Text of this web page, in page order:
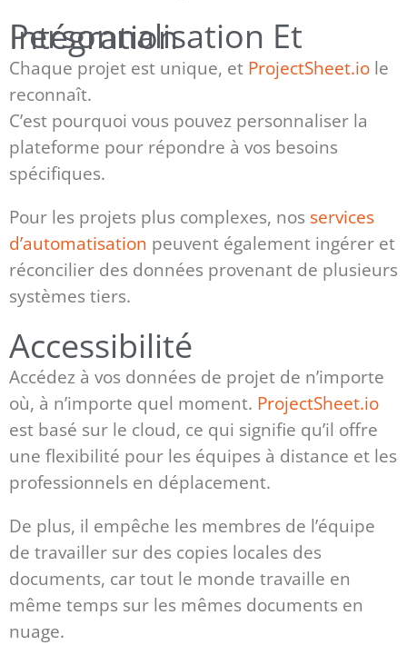
Personnalisation Et Intégration
Chaque projet est unique, et ProjectSheet.io le
reconnaît.
C’est pourquoi vous pouvez personnaliser la
plateforme pour répondre à vos besoins
spécifiques.
Pour les projets plus complexes, nos services
d’automatisation peuvent également ingérer et
réconcilier des données provenant de plusieurs
systèmes tiers.
Accessibilité
Accédez à vos données de projet de n’importe
où, à n’importe quel moment. ProjectSheet.io
est basé sur le cloud, ce qui signifie qu’il offre
une flexibilité pour les équipes à distance et les
professionnels en déplacement.
De plus, il empêche les membres de l’équipe
de travailler sur des copies locales des
documents, car tout le monde travaille en
même temps sur les mêmes documents en
nuage.